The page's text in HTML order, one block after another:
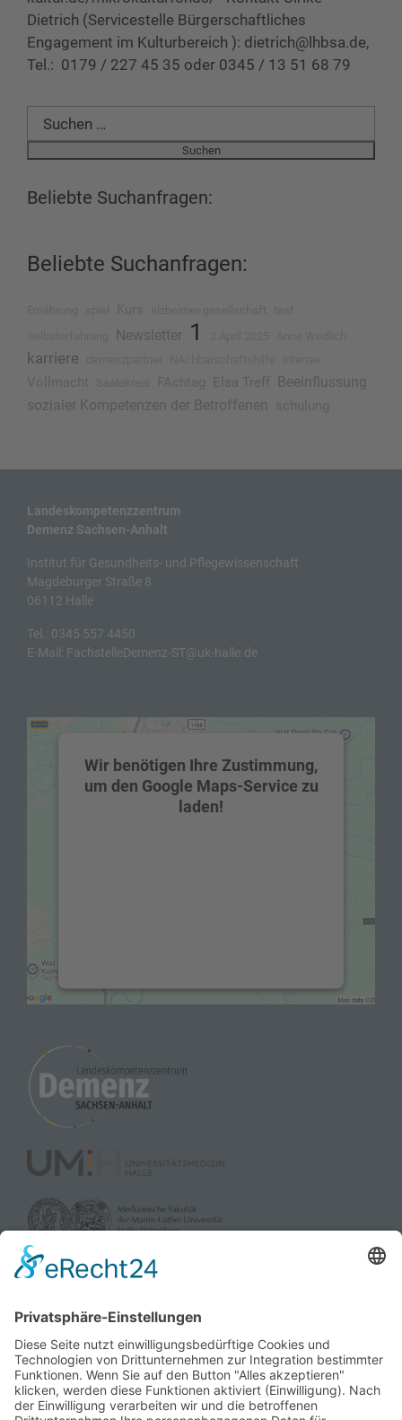
Dietrich (Servicestelle Bürgerschaftliches
Engagement im Kulturbereich ): dietrich@lhbsa.de,
Tel.: 0179 / 227 45 35 oder 0345 / 13 51 68 79
Suchen
nach:
Beliebte Suchanfragen:
Beliebte Suchanfragen:
Newsletter 1
karriere
Elsa Treff
Beeinflussung
sozialer Kompetenzen der Betroffenen
Landeskompetenzzentrum
Demenz Sachsen-Anhalt
Institut für Gesundheits- und Pflegewissenschaft
Magdeburger Straße 8
06112 Halle
Tel.: 0345 557 4450
E-Mail: FachstelleDemenz-ST@uk-halle.de
Wir benötigen Ihre Zustimmung,
um den Google Maps-Service zu
laden!
powered by
gefördert durch: